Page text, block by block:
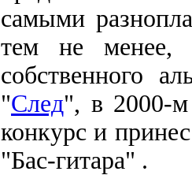
самыми
тем не менее,
собственного
"След", в 2000-м
конкурс и
"Бас-гитара" .